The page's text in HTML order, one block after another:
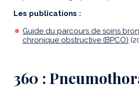
Les publications :
Guide du parcours de soins
chronique obstructive (BPCO)
360 :